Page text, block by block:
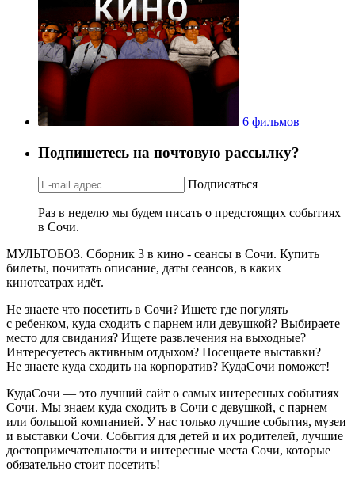
6 фильмов
Подпишетесь на почтовую рассылку?
Подписаться
Раз в неделю мы будем писать о предстоящих событиях
в Сочи.
МУЛЬТОБОЗ. Сборник 3 в кино - сеансы в Сочи. Купить
билеты, почитать описание, даты сеансов, в каких
кинотеатрах идёт.
Не знаете что посетить в Сочи? Ищете где погулять
с ребенком, куда сходить с парнем или девушкой? Выбираете
место для свидания? Ищете развлечения на выходные?
Интересуетесь активным отдыхом? Посещаете выставки?
Не знаете куда сходить на корпоратив? КудаСочи поможет!
КудаСочи — это лучший сайт о самых интересных событиях
Сочи. Мы знаем куда сходить в Сочи с девушкой, с парнем
или большой компанией. У нас только лучшие события, музеи
и выставки Сочи. События для детей и их родителей, лучшие
достопримечательности и интересные места Сочи, которые
обязательно стоит посетить!